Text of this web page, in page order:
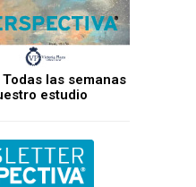
las semanas
estudio